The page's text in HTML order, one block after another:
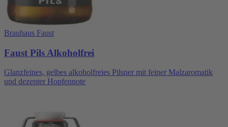
Brauhaus Faust
Faust Pils Alkoholfrei
Glanzfeines, gelbes alkoholfreies Pilsner mit feiner Malzaromatik
und dezenter Hopfennote